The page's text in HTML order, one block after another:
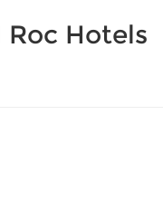
Hotels